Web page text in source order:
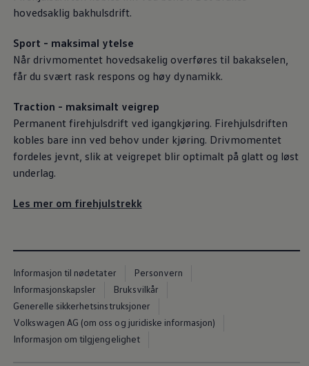
Varsellamper
Digitale tjenester
Apper og tjenester
App-Connect
Kart og radio
Bilhold
Nybilgaranti
Verkstedtjenester
Veihjelp og bilberging
Service på elbil
Service for eldre modeller
hovedsaklig bakhulsdrift.
Sport - maksimal ytelse
Når drivmomentet hovedsakelig overføres til bakakselen,
får du svært rask respons og høy dynamikk.
Traction - maksimalt veigrep
Permanent firehjulsdrift ved igangkjøring. Firehjulsdriften
kobles bare inn ved behov under kjøring. Drivmomentet
fordeles jevnt, slik at veigrepet blir optimalt på glatt og løst
underlag.
Les mer om firehjulstrekk
Informasjon til nødetater
Personvern
Informasjonskapsler
Bruksvilkår
Generelle sikkerhetsinstruksjoner
Volkswagen AG (om oss og juridiske informasjon)
Informasjon om tilgjengelighet